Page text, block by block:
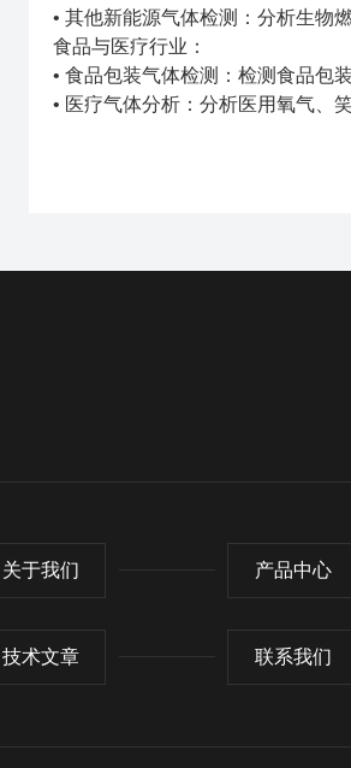
• 其他新能源气体检测：分析生物
食品与医疗行业：
• 食品包装气体检测：检测食品包
• 医疗气体分析：分析医用氧气、
关于我们 产品中心
技术文章 联系我们